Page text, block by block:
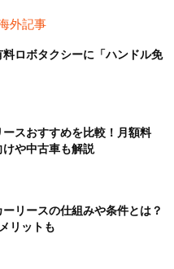
外記事
料ロボタクシーに「ハンドル免
ースおすすめを比較！月額料
や中古車も解説
リースの仕組みや条件とは？
リットも